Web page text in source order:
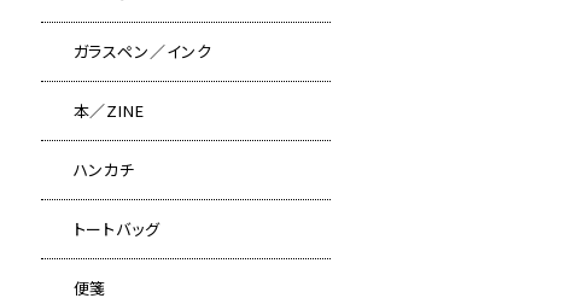
ガラスペン／インク
本／ZINE
ハンカチ
トートバッグ
便箋